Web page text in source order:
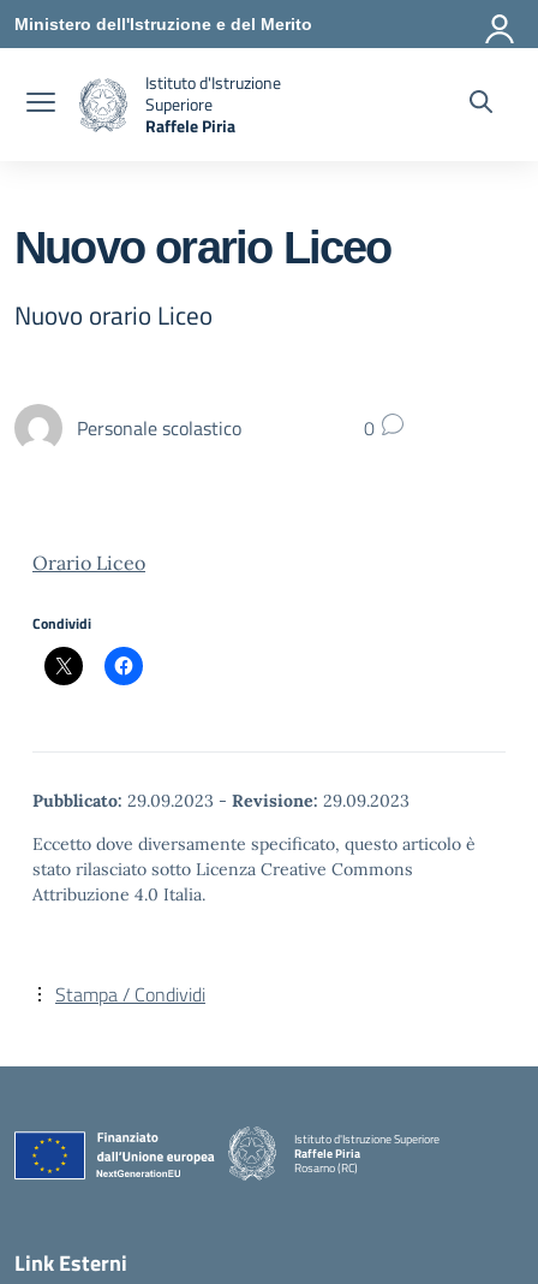
Vai ai contenuti
Vai al menu di navigazione
Vai al footer
Ministero dell'Istruzione e del Merito
Istituto d'Istruzione
Superiore
Raffele Piria
Nuovo orario Liceo
Nuovo orario Liceo
Personale scolastico 0
Orario Liceo
Condividi
Pubblicato: 29.09.2023 - Revisione: 29.09.2023
Eccetto dove diversamente specificato, questo articolo è
stato rilasciato sotto Licenza Creative Commons
Attribuzione 4.0 Italia.
Stampa / Condividi
Istituto d'Istruzione Superiore
Raffele Piria
Rosarno (RC)
Link Esterni